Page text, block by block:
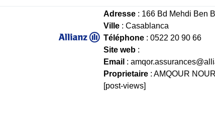
Adresse : 166 Bd Mehdi Ben
Ville : Casablanca
Téléphone : 0522 20 90 66
Site web :
Email :
Proprietaire : AMQOUR
[post-views]